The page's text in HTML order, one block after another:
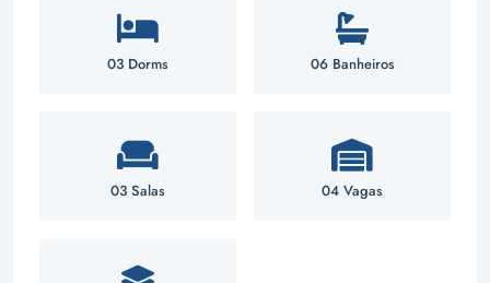
03 Dorms 06 Banheiros
03 Salas 04 Vagas